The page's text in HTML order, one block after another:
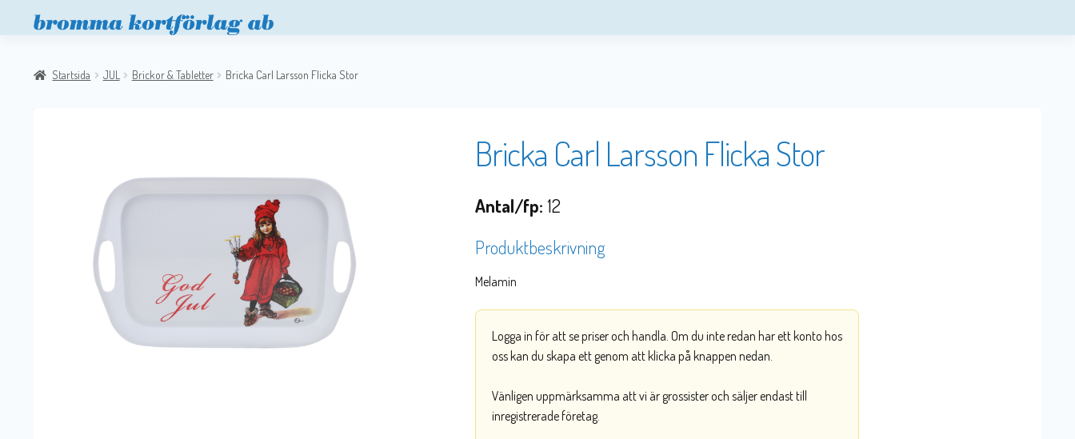
Startsida JUL Brickor & Tabletter Bricka Carl Larsson Flicka Stor
Bricka Carl Larsson Flicka Stor
Antal/fp: 12
Produktbeskrivning
Melamin
Logga in för att se priser och handla. Om du inte redan har ett konto hos
oss kan du skapa ett genom att klicka på knappen nedan.
Vänligen uppmärksamma att vi är grossister och säljer endast till
inregistrerade företag.